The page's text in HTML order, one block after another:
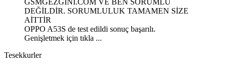
GSMGEZGİNİ.COM VE BEN SORUMLU
DEĞİLDİR. SORUMLULUK TAMAMEN SİZE
AİTTİR
OPPO A53S de test edildi sonuç başarılı.
Genişletmek için tıkla ...
Tesekkurler